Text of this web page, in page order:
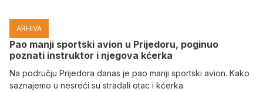
ARHIVA
Pao manji sportski avion u Prijedoru, poginuo
poznati instruktor i njegova kćerka
Na području Prijedora danas je pao manji sportski avion. Kako
saznajemo u nesreći su stradali otac i kćerka.